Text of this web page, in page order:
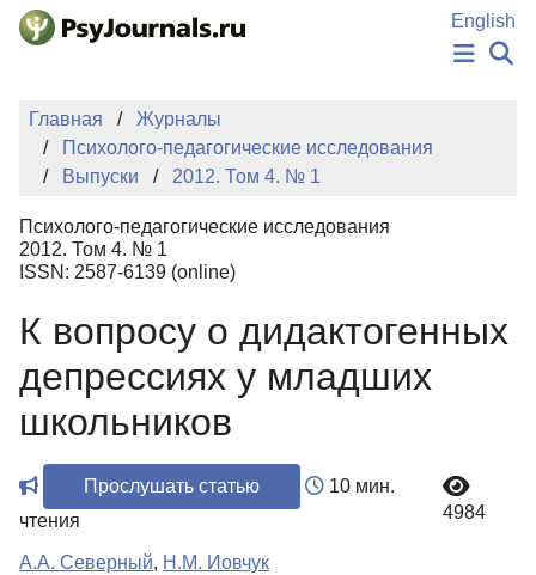
Перейти к основному содержанию
English
НОВОСТИ
АВТОРЫ
КЛЮЧЕВЫЕ СЛОВА
Регистрация
Главная
Журналы
Психолого-педагогические исследования
Выпуски
2012. Том 4. № 1
Психолого-педагогические исследования
2012. Том 4. № 1
ISSN: 2587-6139 (online)
К вопросу о дидактогенных
депрессиях у младших
школьников
Прослушать статью
10 мин.
чтения
4984
А.А. Северный, Н.М. Иовчук